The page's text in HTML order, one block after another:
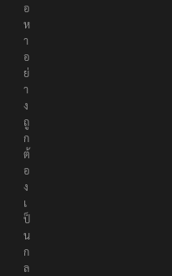
อ
ห
า
อ
ย่
า
ง
ถู
ก
ต้
อ
ง
เ
ป็
น
ก
ล